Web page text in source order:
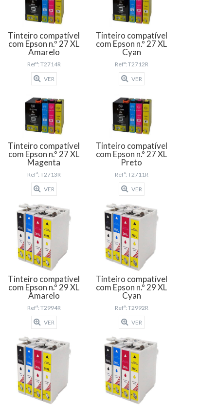
Tinteiro compatível
com Epson n.º 27 XL
Amarelo
Refª: T2714R
VER
Tinteiro compatível
com Epson n.º 27 XL
Cyan
Refª: T2712R
VER
Tinteiro compatível
com Epson n.º 27 XL
Magenta
Refª: T2713R
VER
Tinteiro compatível
com Epson n.º 27 XL
Preto
Refª: T2711R
VER
Tinteiro compatível
com Epson n.º 29 XL
Amarelo
Refª: T2994R
VER
Tinteiro compatível
com Epson n.º 29 XL
Cyan
Refª: T2992R
VER